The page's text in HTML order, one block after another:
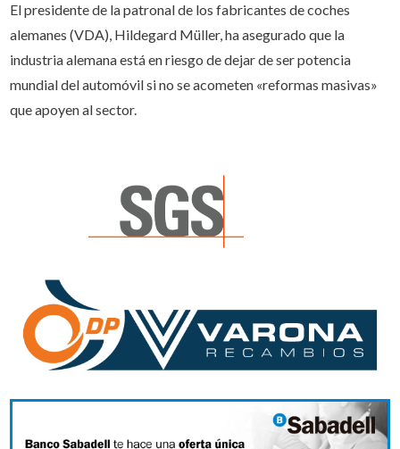
El presidente de la patronal de los fabricantes de coches
alemanes (VDA), Hildegard Müller, ha asegurado que la
industria alemana está en riesgo de dejar de ser potencia
mundial del automóvil si no se acometen «reformas masivas»
que apoyen al sector.